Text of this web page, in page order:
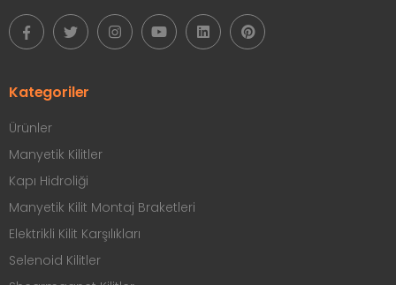
Kategoriler
Ürünler
Manyetik Kilitler
Kapı Hidroliği
Manyetik Kilit Montaj Braketleri
Elektrikli Kilit Karşılıkları
Selenoid Kilitler